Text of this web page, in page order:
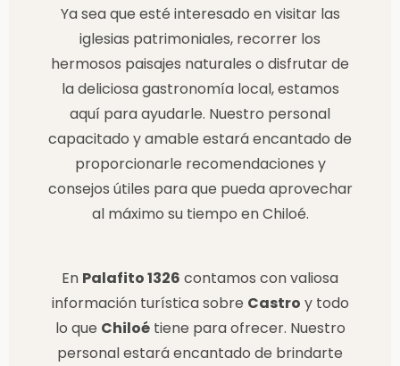
Ya sea que esté interesado en visitar las
iglesias patrimoniales, recorrer los
hermosos paisajes naturales o disfrutar de
la deliciosa gastronomía local, estamos
aquí para ayudarle. Nuestro personal
capacitado y amable estará encantado de
proporcionarle recomendaciones y
consejos útiles para que pueda aprovechar
al máximo su tiempo en Chiloé.
En Palafito 1326 contamos con valiosa
información turística sobre Castro y todo
lo que Chiloétiene para ofrecer. Nuestro
personal estará encantado de brindarte